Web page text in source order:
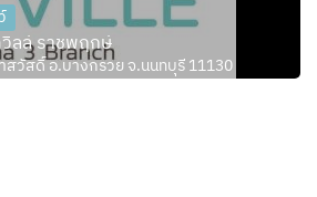
ลล์ ราชพฤกษ์
วัสดิ์ อ.บางกรวย จ.นนทบุรี 11130